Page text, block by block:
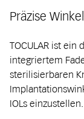
Präzise
TOCULAR ist
integriertem
sterilisierbaren
IOLs einzustellen.